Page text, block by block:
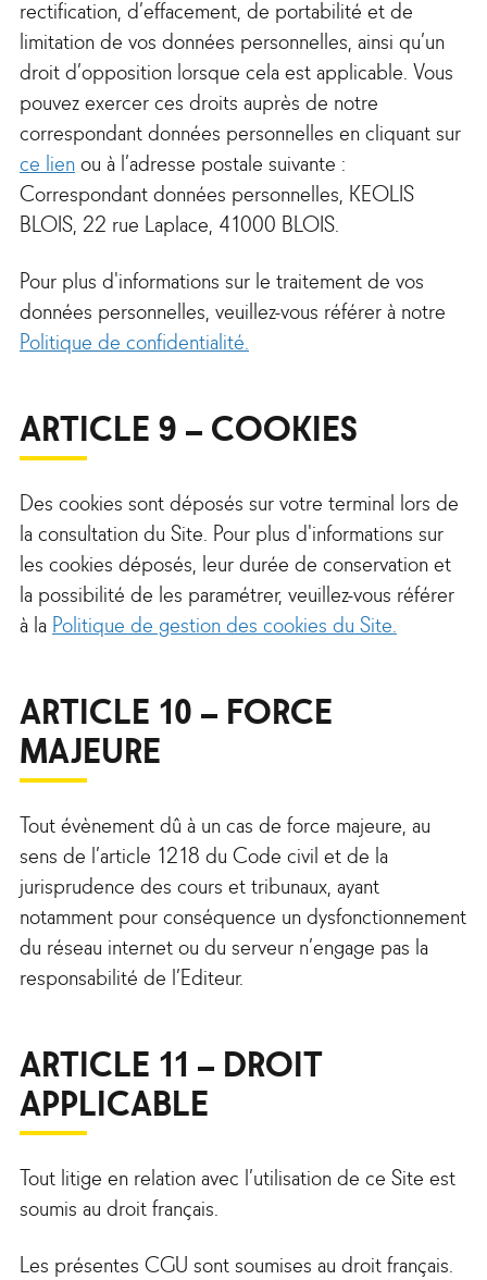
rectification, d’effacement, de portabilité et de
limitation de vos données personnelles, ainsi qu’un
droit d’opposition lorsque cela est applicable. Vous
pouvez exercer ces droits auprès de notre
correspondant données personnelles en cliquant sur
ce lienou à l’adresse postale suivante :
Correspondant données personnelles, KEOLIS
BLOIS, 22 rue Laplace, 41000 BLOIS.
Pour plus d'informations sur le traitement de vos
données personnelles, veuillez-vous référer à notre
Politique de confidentialité.
ARTICLE 9 – COOKIES
Des cookies sont déposés sur votre terminal lors de
la consultation du Site. Pour plus d'informations sur
les cookies déposés, leur durée de conservation et
la possibilité de les paramétrer, veuillez-vous référer
à la Politique de gestion des cookies du Site.
ARTICLE 10 – FORCE
MAJEURE
Tout évènement dû à un cas de force majeure, au
sens de l’article 1218 du Code civil et de la
jurisprudence des cours et tribunaux, ayant
notamment pour conséquence un dysfonctionnement
du réseau internet ou du serveur n’engage pas la
responsabilité de l’Editeur.
ARTICLE 11 – DROIT
APPLICABLE
Tout litige en relation avec l’utilisation de ce Site est
soumis au droit français.
Les présentes CGU sont soumises au droit français.